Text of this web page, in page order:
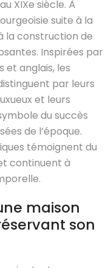
XIXe siècle. À
suite à la
la construction de
Inspirées par
et anglais, les
par leurs
et leurs
du succès
de l’époque.
témoignent du
continuent à
maison
son